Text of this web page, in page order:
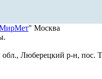
" Москва
обл., Люберецкий р-н, пос.